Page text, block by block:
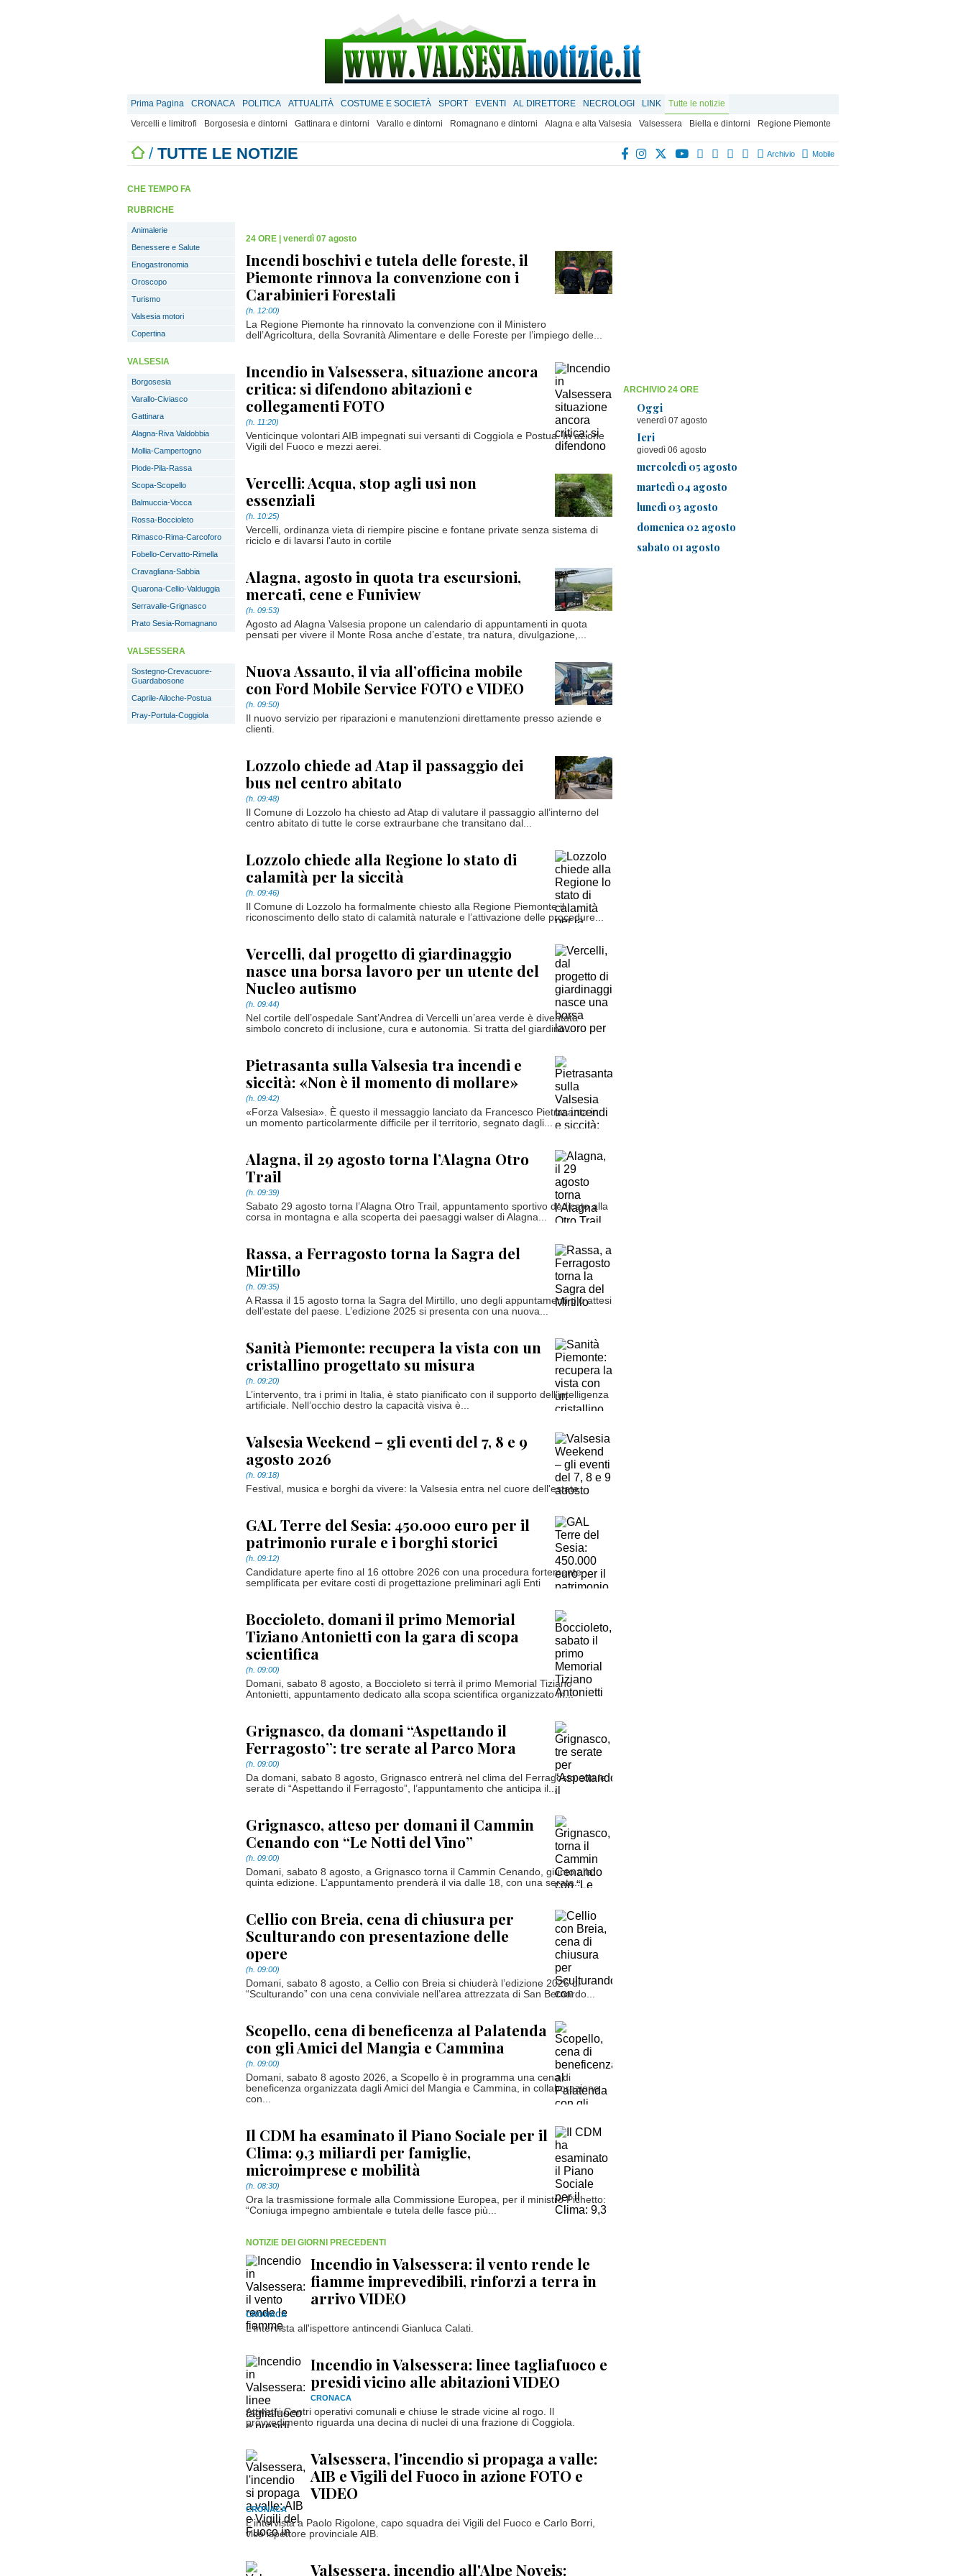
Prima Pagina CRONACA POLITICA ATTUALITÀ COSTUME E SOCIETÀ SPORT EVENTI AL DIRETTORE NECROLOGI LINK
Tutte le notizie
Vercelli e limitrofi
Borgosesia e dintorni Gattinara e dintorni Varallo e dintorni Romagnano e dintorni Alagna e alta Valsesia Valsessera Biella e dintorni Regione Piemonte
/ TUTTE LE NOTIZIE Archivio Mobile
ARCHIVIO 24 ORE
Oggi
venerdì 07 agosto
Ieri
giovedì 06 agosto
mercoledì 05 agosto
martedì 04 agosto
lunedì 03 agosto
domenica 02 agosto
sabato 01 agosto
CHE TEMPO FA
RUBRICHE
Animalerie
Benessere e Salute
Enogastronomia
Oroscopo
Turismo
Valsesia motori
Copertina
VALSESIA
Borgosesia
Varallo-Civiasco
Gattinara
Alagna-Riva Valdobbia
Mollia-Campertogno
Piode-Pila-Rassa
Scopa-Scopello
Balmuccia-Vocca
Rossa-Boccioleto
Rimasco-Rima-Carcoforo
Fobello-Cervatto-Rimella
Cravagliana-Sabbia
Quarona-Cellio-Valduggia
Serravalle-Grignasco
Prato Sesia-Romagnano
VALSESSERA
Sostegno-Crevacuore-
Guardabosone
Caprile-Ailoche-Postua
Pray-Portula-Coggiola
24 ORE venerdì 07 agosto
Incendi boschivi e tutela delle foreste, il
Piemonte rinnova la convenzione con i
Carabinieri Forestali
(h. 12:00)
La Regione Piemonte ha rinnovato la convenzione con il Ministero
dell’Agricoltura, della Sovranità Alimentare e delle Foreste per l’impiego delle...
Incendio in Valsessera, situazione ancora
critica: si difendono abitazioni e
collegamenti FOTO
(h. 11:20)
Venticinque volontari AIB impegnati sui versanti di Coggiola e Postua. In azione
Vigili del Fuoco e mezzi aerei.
Vercelli: Acqua, stop agli usi non
essenziali
(h. 10:25)
Vercelli, ordinanza vieta di riempire piscine e fontane private senza sistema di
riciclo e di lavarsi l'auto in cortile
Alagna, agosto in quota tra escursioni,
mercati, cene e Funiview
(h. 09:53)
Agosto ad Alagna Valsesia propone un calendario di appuntamenti in quota
pensati per vivere il Monte Rosa anche d’estate, tra natura, divulgazione,...
Nuova Assauto, il via all’officina mobile
con Ford Mobile Service FOTO e VIDEO
(h. 09:50)
Il nuovo servizio per riparazioni e manutenzioni direttamente presso aziende e
clienti.
Lozzolo chiede ad Atap il passaggio dei
bus nel centro abitato
(h. 09:48)
Il Comune di Lozzolo ha chiesto ad Atap di valutare il passaggio all’interno del
centro abitato di tutte le corse extraurbane che transitano dal...
Lozzolo chiede alla Regione lo stato di
calamità per la siccità
(h. 09:46)
Il Comune di Lozzolo ha formalmente chiesto alla Regione Piemonte il
riconoscimento dello stato di calamità naturale e l’attivazione delle procedure...
Vercelli, dal progetto di giardinaggio
nasce una borsa lavoro per un utente del
Nucleo autismo
(h. 09:44)
Nel cortile dell’ospedale Sant’Andrea di Vercelli un’area verde è diventata
simbolo concreto di inclusione, cura e autonomia. Si tratta del giardino...
Pietrasanta sulla Valsesia tra incendi e
siccità: «Non è il momento di mollare»
(h. 09:42)
«Forza Valsesia». È questo il messaggio lanciato da Francesco Pietrasanta in
un momento particolarmente difficile per il territorio, segnato dagli...
Alagna, il 29 agosto torna l’Alagna Otro
Trail
(h. 09:39)
Sabato 29 agosto torna l’Alagna Otro Trail, appuntamento sportivo dedicato alla
corsa in montagna e alla scoperta dei paesaggi walser di Alagna...
Rassa, a Ferragosto torna la Sagra del
Mirtillo
(h. 09:35)
A Rassa il 15 agosto torna la Sagra del Mirtillo, uno degli appuntamenti più attesi
dell’estate del paese. L’edizione 2025 si presenta con una nuova...
Sanità Piemonte: recupera la vista con un
cristallino progettato su misura
(h. 09:20)
L’intervento, tra i primi in Italia, è stato pianificato con il supporto dell’intelligenza
artificiale. Nell’occhio destro la capacità visiva è...
Valsesia Weekend – gli eventi del 7, 8 e 9
agosto 2026
(h. 09:18)
Festival, musica e borghi da vivere: la Valsesia entra nel cuore dell'estate
GAL Terre del Sesia: 450.000 euro per il
patrimonio rurale e i borghi storici
(h. 09:12)
Candidature aperte fino al 16 ottobre 2026 con una procedura fortemente
semplificata per evitare costi di progettazione preliminari agli Enti
Boccioleto, domani il primo Memorial
Tiziano Antonietti con la gara di scopa
scientifica
(h. 09:00)
Domani, sabato 8 agosto, a Boccioleto si terrà il primo Memorial Tiziano
Antonietti, appuntamento dedicato alla scopa scientifica organizzato in...
Grignasco, da domani “Aspettando il
Ferragosto”: tre serate al Parco Mora
(h. 09:00)
Da domani, sabato 8 agosto, Grignasco entrerà nel clima del Ferragosto con le
serate di “Aspettando il Ferragosto”, l’appuntamento che anticipa il...
Grignasco, atteso per domani il Cammin
Cenando con “Le Notti del Vino”
(h. 09:00)
Domani, sabato 8 agosto, a Grignasco torna il Cammin Cenando, giunto alla
quinta edizione. L’appuntamento prenderà il via dalle 18, con una serata...
Cellio con Breia, cena di chiusura per
Sculturando con presentazione delle
opere
(h. 09:00)
Domani, sabato 8 agosto, a Cellio con Breia si chiuderà l’edizione 2026 di
“Sculturando” con una cena conviviale nell’area attrezzata di San Bernardo...
Scopello, cena di beneficenza al Palatenda
con gli Amici del Mangia e Cammina
(h. 09:00)
Domani, sabato 8 agosto 2026, a Scopello è in programma una cena di
beneficenza organizzata dagli Amici del Mangia e Cammina, in collaborazione
con...
Il CDM ha esaminato il Piano Sociale per il
Clima: 9,3 miliardi per famiglie,
microimprese e mobilità
(h. 08:30)
Ora la trasmissione formale alla Commissione Europea, per il ministro Pichetto:
“Coniuga impegno ambientale e tutela delle fasce più...
NOTIZIE DEI GIORNI PRECEDENTI
Incendio in Valsessera: il vento rende le
fiamme imprevedibili, rinforzi a terra in
arrivo VIDEO
CRONACA
L'intervista all'ispettore antincendi Gianluca Calati.
Incendio in Valsessera: linee tagliafuoco e
presidi vicino alle abitazioni VIDEO
CRONACA
Attivati i Centri operativi comunali e chiuse le strade vicine al rogo. Il
provvedimento riguarda una decina di nuclei di una frazione di Coggiola.
Valsessera, l'incendio si propaga a valle:
AIB e Vigili del Fuoco in azione FOTO e
VIDEO
CRONACA
L'intervista a Paolo Rigolone, capo squadra dei Vigili del Fuoco e Carlo Borri,
vice ispettore provinciale AIB.
Valsessera, incendio all'Alpe Noveis: